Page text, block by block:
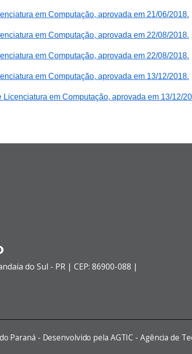
em Computação, aprovada em 21/06/2018.
em Computação, aprovada em 22/08/2018.
em Computação, aprovada em 22/08/2018.
em Computação, aprovada em 13/12/2018.
Licenciatura em Computação, aprovada em 13/12/
do Sul - PR | CEP: 86900-088 |
Paraná - Desenvolvido pela AGTIC - Agência de